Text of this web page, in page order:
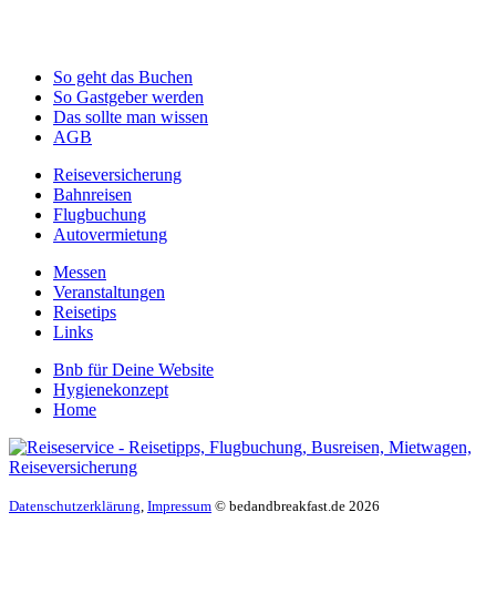
So geht das Buchen
So Gastgeber werden
Das sollte man wissen
AGB
Reiseversicherung
Bahnreisen
Flugbuchung
Autovermietung
Messen
Veranstaltungen
Reisetips
Links
Bnb für Deine Website
Hygienekonzept
Home
Datenschutzerklärung Impressum © bedandbreakfast.de 2026